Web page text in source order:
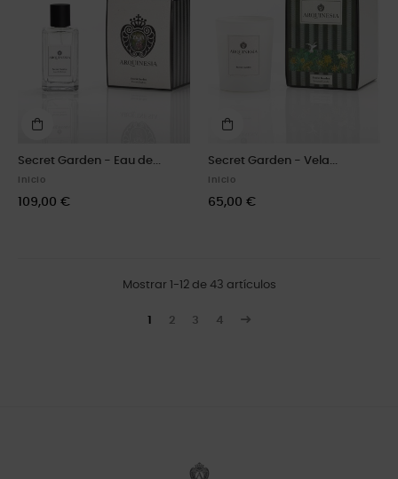
Secret Garden - Eau de...
Inicio
109,00 €
Secret Garden - Vela...
Inicio
65,00 €
Mostrar 1-12 de 43 artículos
1 2 3 4